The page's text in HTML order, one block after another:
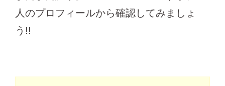
人のプロフィールから確認してみましょ
う!!